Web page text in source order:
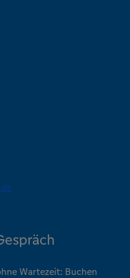
Wartezeit: Buchen